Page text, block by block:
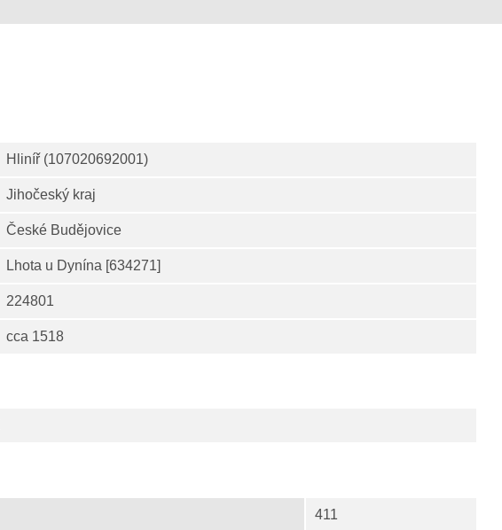
Hliníř (107020692001)
Jihočeský kraj
České Budějovice
Lhota u Dynína [634271]
224801
cca 1518
411